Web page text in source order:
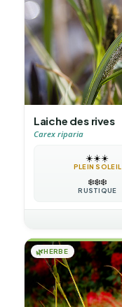
Laiche des rives
Carex riparia
☀️☀️☀️
PLEIN SOLEIL
❄️❄️❄️
RUSTIQUE
🌿HERBE